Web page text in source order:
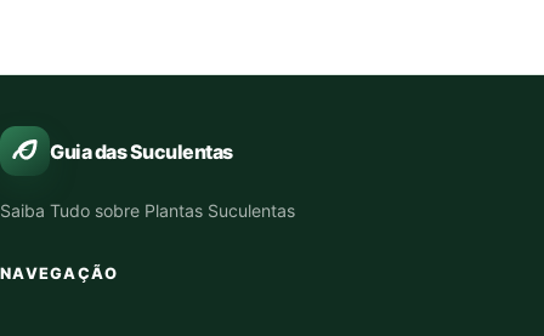
Guia das Suculentas
Saiba Tudo sobre Plantas Suculentas
NAVEGAÇÃO